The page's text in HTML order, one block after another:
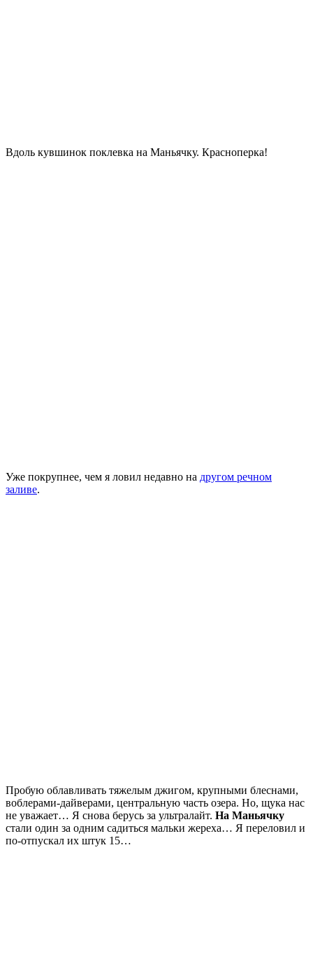
Вдоль кувшинок поклевка на Маньячку. Красноперка!
Уже покрупнее, чем я ловил недавно на другом речном
заливе.
Пробую облавливать тяжелым джигом, крупными блеснами,
воблерами-дайверами, центральную часть озера. Но, щука нас
не уважает… Я снова берусь за ультралайт. На Маньячку
стали один за одним садиться мальки жереха… Я переловил и
по-отпускал их штук 15…